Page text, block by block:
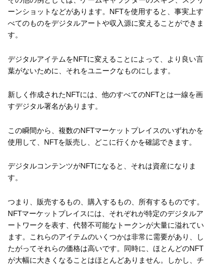
ーンショットなどがあります。NFTを使用すると、事実上す
べてのものをデジタルアートや収入源に変えることができま
す。
デジタルアイテムをNFTに変えることによって、より良い言
葉がないために、それをユニークなものにします。
新しく作成されたNFTには、他のすべてのNFTとは一線を画
すデジタル署名があります。
この瞬間から、複数のNFTマーケットプレイスのいずれかを
使用して、NFTを販売し、どこに行くかを確認できます。
デジタルコンテンツがNFTになると、それは資産になりま
す。
つまり、販売するもの、購入するもの、所有するものです。
NFTマーケットプレイスには、それぞれが特定のデジタルア
ートワークを表す、代替不可能なトークンが大量に溢れてい
ます。これらのアイテムのいくつかは非常に需要があり、し
たがってそれらの価格は高いです。同時に、ほとんどのNFT
が大幅に大きくなることはほとんどありません。しかし、チ